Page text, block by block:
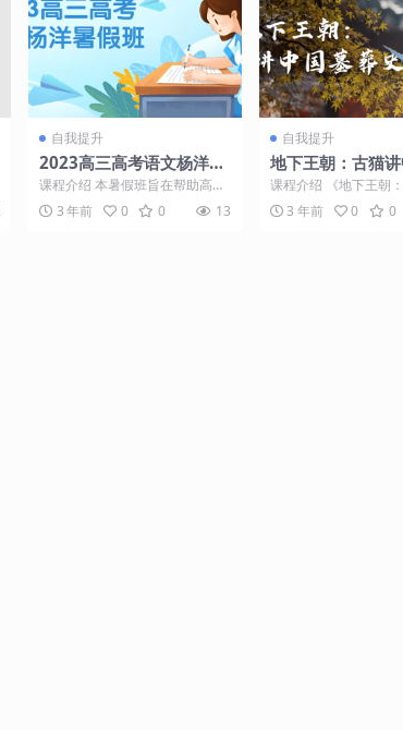
自我提升
2023高三高考语文杨洋暑
假班
课程介绍 本暑假班旨在帮助高三
学生系统复习和提升语文能力，
以备战高考。课程内容包...
3 年前 0 0 13
自我提升
地下王朝：古猫讲
葬史
课程介绍 《地下王朝
国墓葬史》是一门引人
程，由古猫老师主讲。
3 年前 0 0